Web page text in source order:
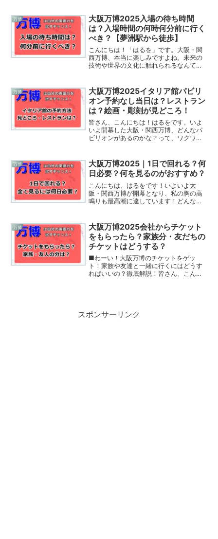
のWi-Fi事情。せっかくの体験をスムーズ
に楽しむためには、イ...
万博
大阪万博2025入場の待ち時間
は？入場時間の何時何分前に行く
べき？【夢洲駅から徒歩】
こんにちは！「はるを」です。大阪・関
西万博、本当に楽しみですよね。未来の
技術や世界の文化に触れられるなんて、
「どうやって行こうかな？」ということ
じゃないでしょうか。特に、...
万博
大阪万博2025イタリア館パビリ
オン予約なし当日は？レストラン
は？絵画・彫刻が見どころ！
皆さん、こんにちは！はるをです。いよ
いよ開幕した大阪・関西万博、どんなパ
ビリオンがあるのかな？って、ワクワク
タリア館！もう、芸術も食も文化も…全
部まとめて体験できちゃう...
万博
大阪万博2025｜1日で回れる？何
日必要？何を見るのがおすすめ？
こんにちは、はるをです！いよいよ大
阪・関西万博が開幕となり、私の胸の高
鳴りも最高潮に達しています！どんな新
さて、万博に行こう！って決めたら、次
に気になるのが「予約」のこ...
万博
大阪万博2025会社からチケット
をもらったら？家族分・友だちの
チケットはどうする？
■わーい！大阪万博のチケットをゲッ
ト！家族や友達と一緒に行くにはどうす
ればいいの？徹底解説！皆さん、こんに
スポンサーリンク